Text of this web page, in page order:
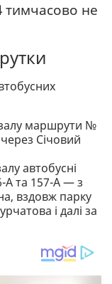
не
маршрути №
Січовий
автобусні
А та 157-А — з
вздовж парку
і далі за